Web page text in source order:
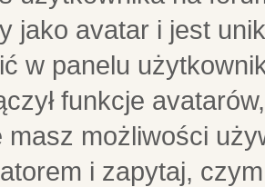
jako avatar i jest
w panelu
funkcje
masz możliwości
i zapytaj,